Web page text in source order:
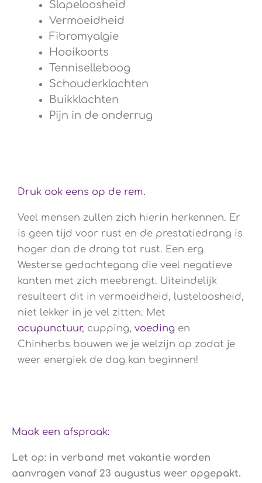
Slapeloosheid
Vermoeidheid
Fibromyalgie
Hooikoorts
Tenniselleboog
Schouderklachten
Buikklachten
Pijn in de onderrug
Druk ook eens op de rem.
Veel mensen zullen zich hierin herkennen. Er
is geen tijd voor rust en de prestatiedrang is
hoger dan de drang tot rust. Een erg
Westerse gedachtegang die veel negatieve
kanten met zich meebrengt. Uiteindelijk
resulteert dit in vermoeidheid, lusteloosheid,
niet lekker in je vel zitten. Met
acupunctuur, cupping, voeding en
Chinherbs bouwen we je welzijn op zodat je
weer energiek de dag kan beginnen!
Maak een afspraak:
Let op: in verband met vakantie worden
aanvragen vanaf 23 augustus weer opgepakt.